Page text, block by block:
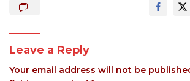
Leave a Reply
Your email address will not be